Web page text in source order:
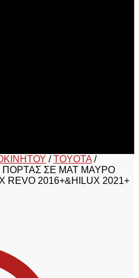
/TOYOTA /
ΣΕ ΜΑΤ ΜΑΥΡΟ
REVO 2016+&HILUX 2021+